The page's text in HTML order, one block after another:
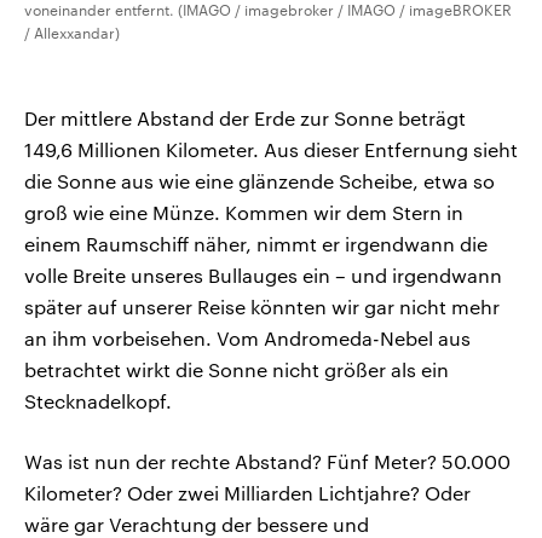
voneinander entfernt. (IMAGO / imagebroker / IMAGO / imageBROKER
/ Allexxandar)
Der mittlere Abstand der Erde zur Sonne beträgt
149,6 Millionen Kilometer. Aus dieser Entfernung sieht
die Sonne aus wie eine glänzende Scheibe, etwa so
groß wie eine Münze. Kommen wir dem Stern in
einem Raumschiff näher, nimmt er irgendwann die
volle Breite unseres Bullauges ein – und irgendwann
später auf unserer Reise könnten wir gar nicht mehr
an ihm vorbeisehen. Vom Andromeda-Nebel aus
betrachtet wirkt die Sonne nicht größer als ein
Stecknadelkopf.
Was ist nun der rechte Abstand? Fünf Meter? 50.000
Kilometer? Oder zwei Milliarden Lichtjahre? Oder
wäre gar Verachtung der bessere und